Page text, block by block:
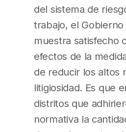
del sistema de
trabajo, el Gobierno
muestra satisfecho
efectos de la
de reducir los altos
litigiosidad. Es que
distritos que
normativa la